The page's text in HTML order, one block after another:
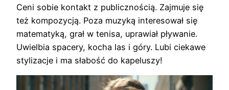
Ceni sobie kontakt z publicznością. Zajmuje się
też kompozycją. Poza muzyką interesował się
matematyką, grał w tenisa, uprawiał pływanie.
Uwielbia spacery, kocha las i góry. Lubi ciekawe
stylizacje i ma słabość do kapeluszy!